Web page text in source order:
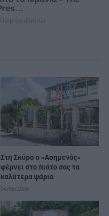
Στη Σκύρο ο «Ασημενός»
φέρνει στο πιάτο σας τα
καλύτερα ψάρια
04/08/2026